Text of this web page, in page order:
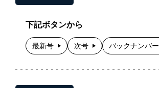
下記ボタンから
最新号 次号 バックナンバー